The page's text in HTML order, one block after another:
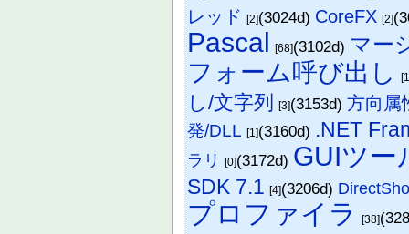
レッド [2](3024d) CoreFX [2]
Pascal [68](3102d) マー
フォーム呼び出し
し/文字列 [3](3153d)方向属
発/DLL [1](3160d) .NET
ラリ [0](3172d) GUIツー
SDK 7.1 [4](3206d)
プロファイラ [38]